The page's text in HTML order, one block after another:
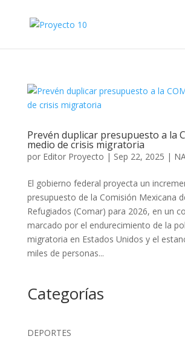
Prevén duplicar presupuesto a la
medio de crisis migratoria
por Editor Proyecto | Sep 22, 2025 |
El gobierno federal proyecta un
presupuesto de la Comisión Mexicana
Refugiados (Comar) para 2026, en un
marcado por el endurecimiento de la
migratoria en Estados Unidos y el
miles de personas...
Categorías
DEPORTES